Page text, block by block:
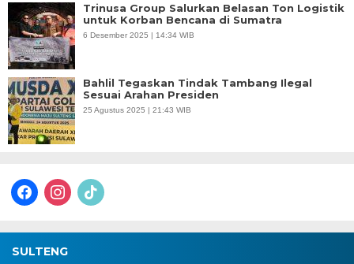
Trinusa Group Salurkan Belasan Ton Logistik
untuk Korban Bencana di Sumatra
6 Desember 2025 | 14:34 WIB
Bahlil Tegaskan Tindak Tambang Ilegal
Sesuai Arahan Presiden
25 Agustus 2025 | 21:43 WIB
facebookinstagram
tiktok
SULTENG